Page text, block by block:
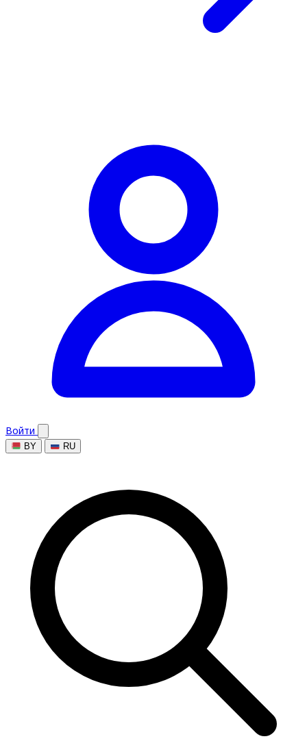
Войти
BY RU